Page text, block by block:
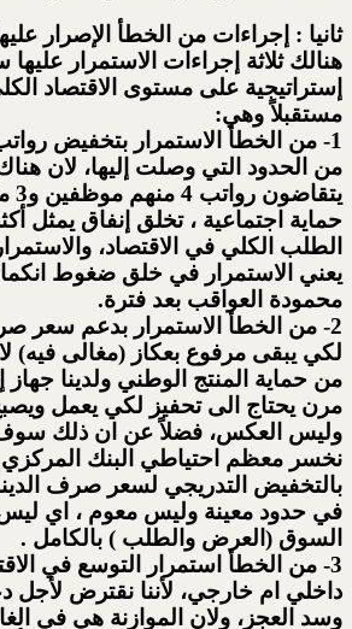
ثانيا : إجراءات من الخطأ الإصرار
هنالك ثلاثة إجراءات الاستمرار
إستراتيجية على مستوى الاقتصاد
مستقبلاً وهي:
1- من الخطأ الاستمرار بتخفيض
الطلب الكلي في الاقتصاد،
يعني الاستمرار في خلق ضغوط
محمودة العواقب بعد فترة.
2- من الخطأ الاستمرار بدعم سعر
لكي يبقى مرفوع بعكاز (مغالى فيه)
من حماية المنتج الوطني ولدينا جهاز
مرن يحتاج الى تحفيز لكي يعمل
وليس العكس، فضلاً عن ان ذلك سوف
نخسر معظم احتياطي البنك المركزي
بالتخفيض التدريجي لسعر صرف
في حدود معينة وليس معوم ، اي
السوق (العرض والطلب ) بالكامل .
3- من الخطأ استمرار التوسع في
داخلي ام خارجي، لأننا نقترض لأجل
وسد العجز، ولان الموازنة هي في